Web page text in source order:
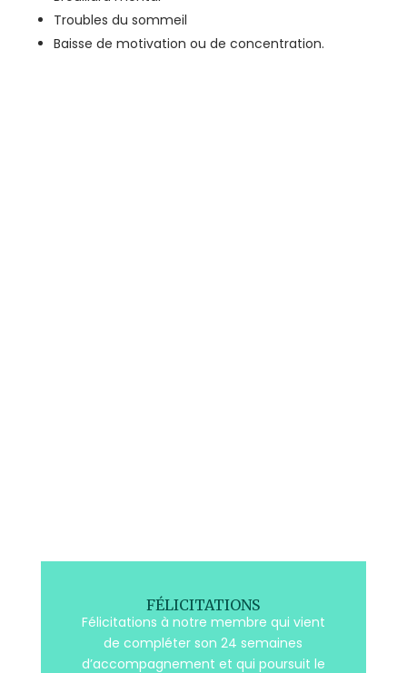
Troubles du sommeil
Baisse de motivation ou de concentration.
FÉLICITATIONS
Félicitations à notre membre qui vient
de compléter son 24 semaines
d’accompagnement et qui poursuit le